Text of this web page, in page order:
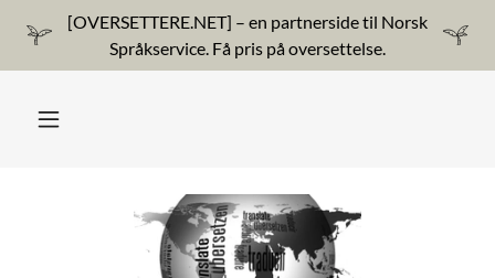
[OVERSETTERE.NET] – en partnerside til Norsk
Språkservice. Få pris på oversettelse.